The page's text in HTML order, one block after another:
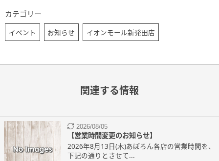
カテゴリー
イベント お知らせ イオンモール新発田店
関連する情報
2026/08/05
【営業時間変更のお知らせ】
2026年8月13日(木)あぽろん各店の営業時間を、
下記の通りとさせて...